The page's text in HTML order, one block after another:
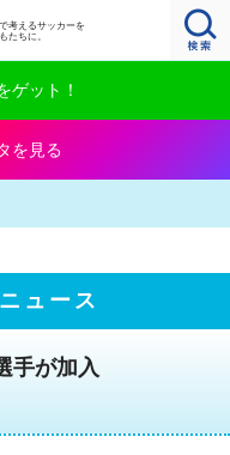
考えるサッカーを
たちに。
ゲット！
を見る
ュース
手が加入